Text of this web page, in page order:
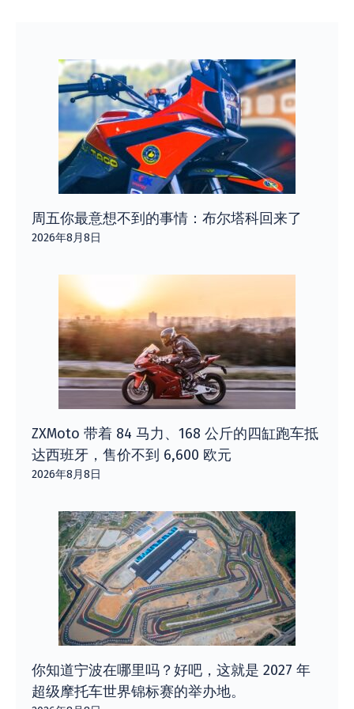
周五你最意想不到的事情：布尔塔科回来了
2026年8月8日
ZXMoto 带着 84 马力、168 公斤的四缸跑车抵
达西班牙，售价不到 6,600 欧元
2026年8月8日
你知道宁波在哪里吗？好吧，这就是 2027 年
超级摩托车世界锦标赛的举办地。